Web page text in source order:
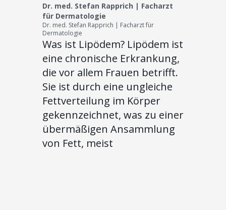
Dr. med. Stefan Rapprich | Facharzt
für Dermatologie
Dr. med. Stefan Rapprich | Facharzt für
Dermatologie
Was ist Lipödem? Lipödem ist
eine chronische Erkrankung,
die vor allem Frauen betrifft.
Sie ist durch eine ungleiche
Fettverteilung im Körper
gekennzeichnet, was zu einer
übermäßigen Ansammlung
von Fett, meist